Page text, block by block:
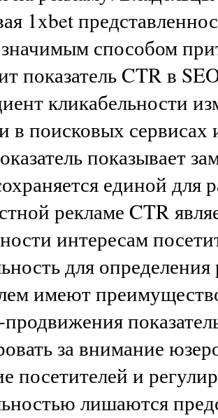
1xbet
значимым способом
показатель CTR в
кликабельности
в поисковых сервисах
показывает
единой
рекламе CTR
интересам
для
имеют
за внимание
посетителей и
лишаются